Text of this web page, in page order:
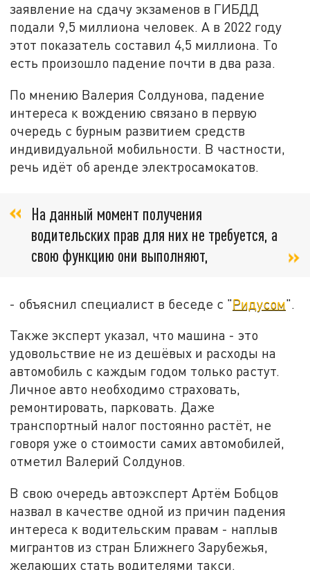
заявление на сдачу экзаменов в ГИБДД
подали 9,5 миллиона человек. А в 2022 году
этот показатель составил 4,5 миллиона. То
есть произошло падение почти в два раза.
По мнению Валерия Солдунова, падение
интереса к вождению связано в первую
очередь с бурным развитием средств
индивидуальной мобильности. В частности,
речь идёт об аренде электросамокатов.
На данный момент получения
водительских прав для них не требуется, а
свою функцию они выполняют,
- объяснил специалист в беседе с "Ридусом".
Также эксперт указал, что машина - это
удовольствие не из дешёвых и расходы на
автомобиль с каждым годом только растут.
Личное авто необходимо страховать,
ремонтировать, парковать. Даже
транспортный налог постоянно растёт, не
говоря уже о стоимости самих автомобилей,
отметил Валерий Солдунов.
В свою очередь автоэксперт Артём Бобцов
назвал в качестве одной из причин падения
интереса к водительским правам - наплыв
мигрантов из стран Ближнего Зарубежья,
желающих стать водителями такси.